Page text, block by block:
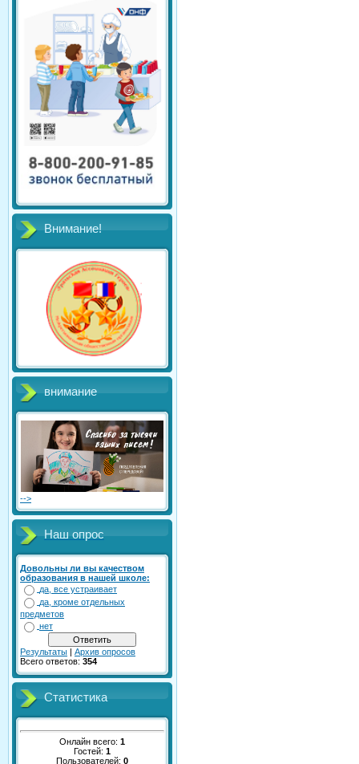
Внимание!
внимание
-->
Наш опрос
Довольны ли вы качеством
образования в нашей школе:
да, все устраивает
да, кроме отдельных
предметов
нет
Результаты | Архив опросов
Всего ответов: 354
Статистика
Онлайн всего: 1
Гостей: 1
Пользователей: 0